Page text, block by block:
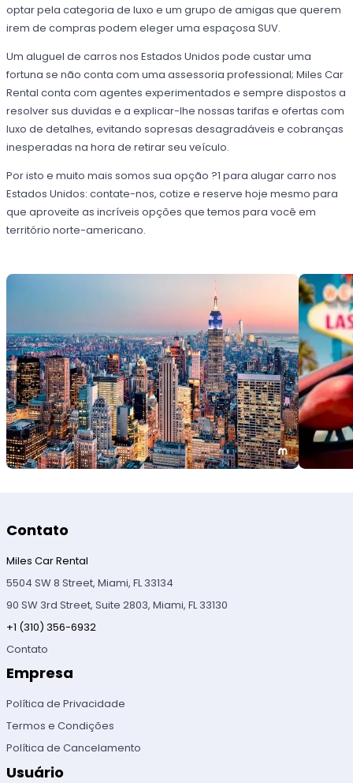
optar pela categoria de luxo e um grupo de amigas que querem
irem de compras podem eleger uma espaçosa SUV.
Um aluguel de carros nos Estados Unidos pode custar uma
fortuna se não conta com uma assessoria professional; Miles Car
Rental conta com agentes experimentados e sempre dispostos a
resolver sus duvidas e a explicar-lhe nossas tarifas e ofertas com
luxo de detalhes, evitando sopresas desagradáveis e cobranças
inesperadas na hora de retirar seu veículo.
Por isto e muito mais somos sua opção ?1 para alugar carro nos
Estados Unidos: contate-nos, cotize e reserve hoje mesmo para
que aproveite as incríveis opções que temos para você em
território norte-americano.
Contato
Miles Car Rental
5504 SW 8 Street, Miami, FL 33134
90 SW 3rd Street, Suite 2803, Miami, FL 33130
+1 (310) 356-6932
Contato
Empresa
Política de Privacidade
Termos e Condições
Política de Cancelamento
Usuário